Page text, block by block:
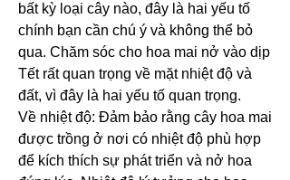
bất kỳ loại cây nào, đây là hai yếu tố
chính bạn cần chú ý và không thể bỏ
qua. Chăm sóc cho hoa mai nở vào dịp
Tết rất quan trọng về mặt nhiệt độ và
đất, vì đây là hai yếu tố quan trọng.
Về nhiệt độ: Đảm bảo rằng cây hoa mai
được trồng ở nơi có nhiệt độ phù hợp
để kích thích sự phát triển và nở hoa